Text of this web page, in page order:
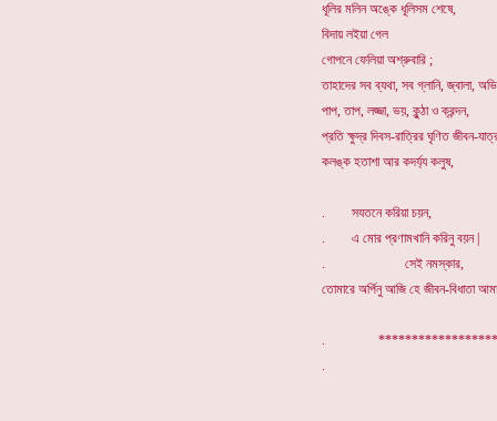
ধূলির মলিন অঙ্কে ধূলিসম শেষে,
বিদায় লইয়া গেল
গোপনে ফেলিয়া অশ্রুবারি ;
তাহাদের সব ব্যথা, সব গ্লানি, জ্বালা,
পাপ, তাপ, লজ্জা, ভয়, কুন্ঠা ও ক্রন্দন,
প্রতি ক্ষুদ্র দিবস-রাত্রির ঘৃণিত জীবন-
কলঙ্ক হতাশা আর কদর্য্য কলুষ,
. সযতনে করিয়া চয়ন,
. এ মোর প্রণামখানি করিনু বয়ন |
. সেই নমস্কার,
তোমারে অর্পিনু আজি হে জীবন-বিধাতা
.